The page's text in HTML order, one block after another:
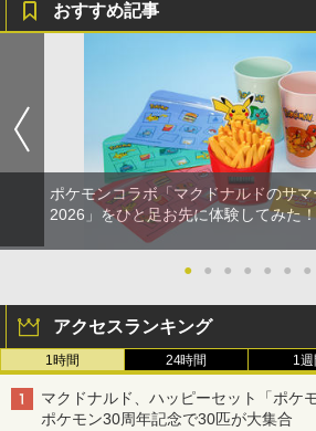
おすすめ記事
ポケモンコラボ「マクドナルドのサ
2026」をひと足お先に体験してみた！
● ● ● ● ● ● ●
アクセスランキング
1時間 24時間 1週
マクドナルド、ハッピーセット「ポケ
ポケモン30周年記念で30匹が大集合